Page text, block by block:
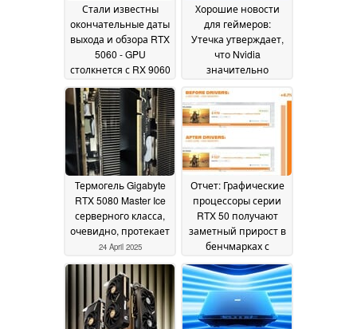
Стали известны
окончательные даты
выхода и обзора RTX
5060 - GPU
столкнется с RX 9060
25 April 2025
Хорошие новости
для геймеров:
Утечка утверждает,
что Nvidia
значительно
поставки RTX 5024
April 2025
Термогель Gigabyte
RTX 5080 Master Ice
серверного класса,
очевидно, протекает
24 April 2025
Отчет: Графические
процессоры серии
RTX 50 получают
заметный прирост в
бенчмарках с
драйверами, но
игровая
производительность
страдает19 April 2025